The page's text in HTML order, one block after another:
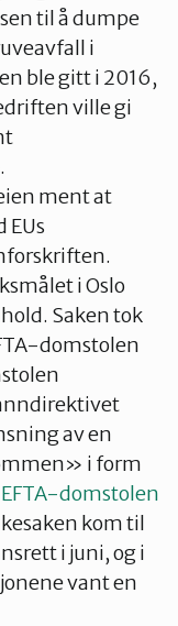
til å dumpe
i
ble gitt i 2016,
ville gi
ment at
EUs
i Oslo
Saken tok
domstolen
av en
i form
EFTA-domstolen
kom til
i juni, og i
vant en